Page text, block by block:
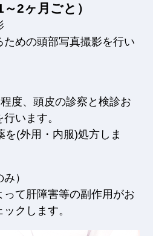
2ヶ月ごと）
めの頭部写真撮影を行い
度、頭皮の診察と検診お
います。
を(外用・内服)処方しま
）
て肝障害等の副作用がお
クします。